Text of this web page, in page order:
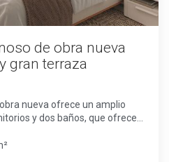
de obra nueva
gran terraza
nueva ofrece un amplio
y dos baños, que ofrece
cuadrados de superficie